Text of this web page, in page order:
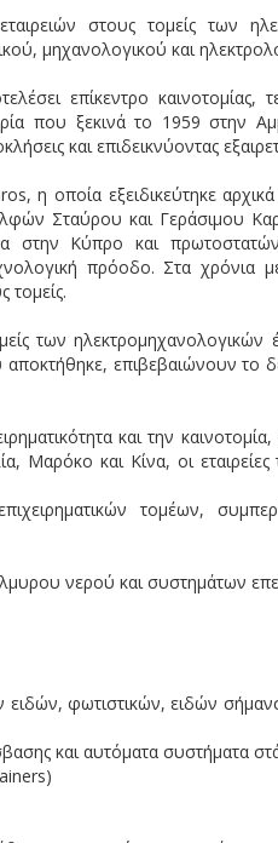
στους τομείς των
μηχανολογικού και
επίκεντρο καινοτομίας,
που ξεκινά το 1959 στην
και επιδεικνύοντας
η οποία εξειδικεύτηκε αρχικά
Σταύρου και Γεράσιμου
στην Κύπρο και
πρόοδο. Στα χρόνια
των
επιβεβαιώνουν το
και την
και Κίνα, οι εταιρείες
τομέων,
νερού και συστημάτων
φωτιστικών, ειδών
και αυτόματα συστήματα